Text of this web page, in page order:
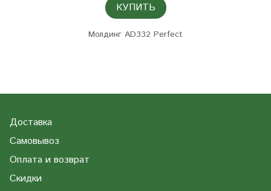
КУПИТЬ
Молдинг AD332 Perfect
Доставка
Самовывоз
Оплата и возврат
Скидки